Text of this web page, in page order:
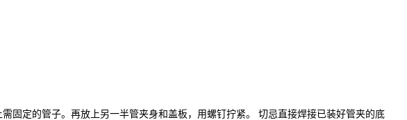
固定的管子。再放上另一半管夹身和盖板，用螺钉拧紧。 切忌直接焊接已装好管夹的底